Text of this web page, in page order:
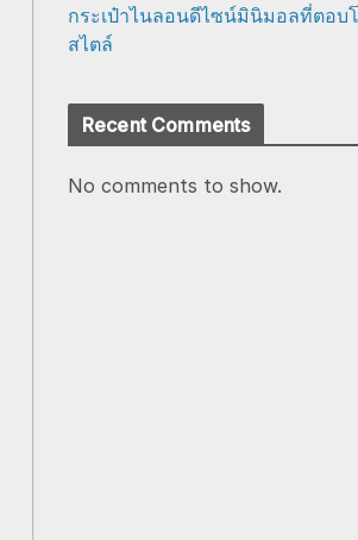
กระเป๋าไนลอนดีไซน์มินิมอลที่ตอบ
สไตล์
Recent Comments
No comments to show.